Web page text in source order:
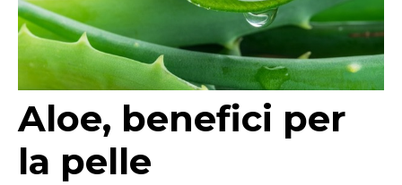
Aloe, benefici per
la pelle